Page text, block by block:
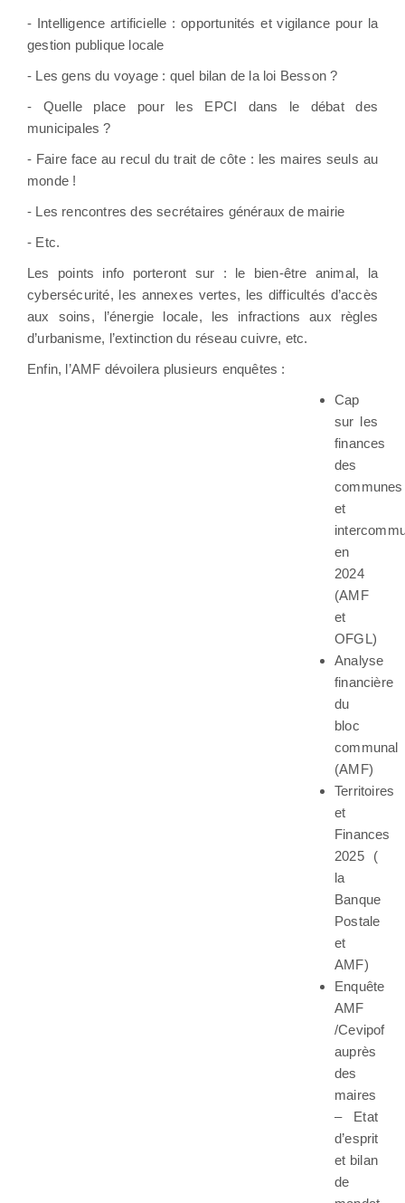
- Intelligence artificielle : opportunités et vigilance pour la
gestion publique locale
- Les gens du voyage : quel bilan de la loi Besson ?
- Quelle place pour les EPCI dans le débat des
municipales ?
- Faire face au recul du trait de côte : les maires seuls au
monde !
- Les rencontres des secrétaires généraux de mairie
- Etc.
Les points info porteront sur : le bien-être animal, la
cybersécurité, les annexes vertes, les difficultés d’accès
aux soins, l’énergie locale, les infractions aux règles
d’urbanisme, l’extinction du réseau cuivre, etc.
Enfin, l’AMF dévoilera plusieurs enquêtes :
Cap
sur les
finances
des
communes
et
en
2024
(AMF
et
OFGL)
Analyse
financière
du
bloc
communal
(AMF)
Territoires
et
Finances
2025 (
la
Banque
Postale
et
AMF)
Enquête
AMF
/Cevipof
auprès
des
maires
– Etat
d’esprit
et bilan
de